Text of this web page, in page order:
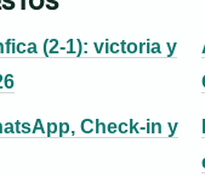
(2-1): victoria y
Check-in y